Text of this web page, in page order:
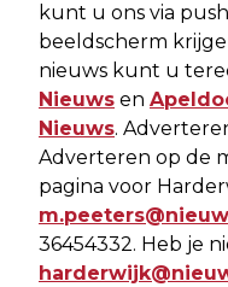
kunt u ons via
beeldscherm
nieuws kunt u
Nieuws en
Nieuws.
Adverteren op de
pagina voor
36454332. Heb je